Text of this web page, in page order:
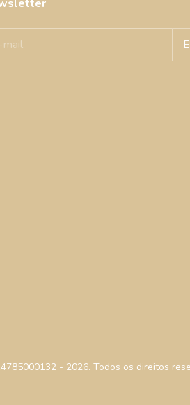
- 2026. Todos os direitos